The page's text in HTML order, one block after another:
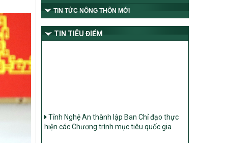
TIN TỨC NÔNG THÔN MỚI
TIN TIÊU ĐIỂM
hiện các Chương trình mục tiêu quốc gia